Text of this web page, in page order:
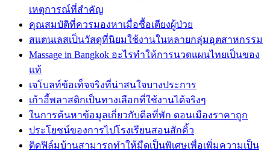
เหตุการณ์ที่สำคัญ
คุณสมบัติที่ควรมองหาเมื่อซื้อเตียงผู้ป่วย
สแตนเลสเป็นวัสดุที่นิยมใช้งานในหลายกลุ่มอุตสาหกรรม
Massage in Bangkok อะไรทำให้การนวดแผนไทยเป็นของ
แท้
เจโบลท์ข้อเท็จจริงที่น่าสนใจบางประการ
เก้าอี้พลาสติกเป็นทางเลือกที่ใช้งานได้จริงๆ
ในการค้นหาข้อมูลเกี่ยวกับดีลที่พัก ดอนเมืองราคาถูก
ประโยชน์ของการไปโรงเรียนสอนสักคิ้ว
ติดฟิล์มบ้านสามารถทำให้มืดเป็นพิเศษเพื่อเพิ่มความเป็น